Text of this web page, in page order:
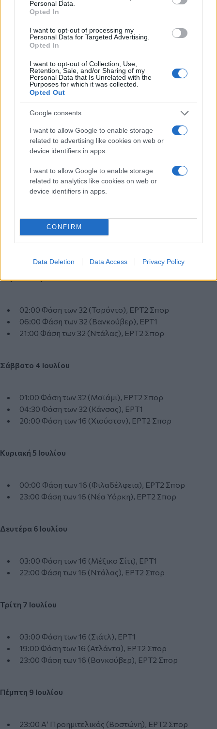
Personal Data.
Opted In
I want to opt-out of processing my
Personal Data for Targeted Advertising.
Opted In
I want to opt-out of Collection, Use,
Retention, Sale, and/or Sharing of my
Personal Data that Is Unrelated with the
Purposes for which it was collected.
Opted Out
Google consents
I want to allow Google to enable storage
related to advertising like cookies on web or
device identifiers in apps.
I want to allow Google to enable storage
related to analytics like cookies on web or
device identifiers in apps.
CONFIRM
Data Deletion Data Access Privacy Policy
Τρίτη 30 Ιουνίου
20:00 Φάση των 32 (Ντάλας), ΕΡΤ2 Σπορ
Τετάρτη 1 Ιουλίου
00:00 Φάση των 32 (Νέα Υόρκη), ΕΡΤ2 Σπορ
04:00 Φάση των 32 (Μέξικο Σίτι), ΕΡΤ1
19:00 Φάση των 32 (Ατλάντα), ΕΡΤ2 Σπορ
23:00 Φάση των 32 (Σιάτλ), ΕΡΤ2 Σπορ
03:00 Φάση των 32 (Σαν Φρανσίσκο), ΕΡΤ1
22:00 Φάση των 32 (Λος Άντζελες), ΕΡΤ2 Σπορ
Παρασκευή 3 Ιουλίου
02:00 Φάση των 32 (Τορόντο), ΕΡΤ2 Σπορ
06:00 Φάση των 32 (Βανκούβερ), ΕΡΤ1
21:00 Φάση των 32 (Ντάλας), ΕΡΤ2 Σπορ
Σάββατο 4 Ιουλίου
01:00 Φάση των 32 (Μαϊάμι), ΕΡΤ2 Σπορ
04:30 Φάση των 32 (Κάνσας), ΕΡΤ1
20:00 Φάση των 16 (Χιούστον), ΕΡΤ2 Σπορ
Κυριακή 5 Ιουλίου
00:00 Φάση των 16 (Φιλαδέλφεια), ΕΡΤ2 Σπορ
23:00 Φάση των 16 (Νέα Υόρκη), ΕΡΤ2 Σπορ
Δευτέρα 6 Ιουλίου
03:00 Φάση των 16 (Μέξικο Σίτι), ΕΡΤ1
22:00 Φάση των 16 (Ντάλας), ΕΡΤ2 Σπορ
Τρίτη 7 Ιουλίου
03:00 Φάση των 16 (Σιάτλ), ΕΡΤ1
19:00 Φάση των 16 (Ατλάντα), ΕΡΤ2 Σπορ
23:00 Φάση των 16 (Βανκούβερ), ΕΡΤ2 Σπορ
Πέμπτη 9 Ιουλίου
23:00 Α’ Προημιτελικός (Βοστώνη), ΕΡΤ2 Σπορ